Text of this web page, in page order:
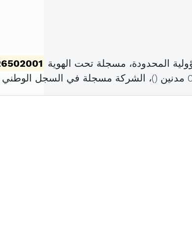
المحدودة، مسجلة تحت الهوية
)، الشركة مسجلة في السجل